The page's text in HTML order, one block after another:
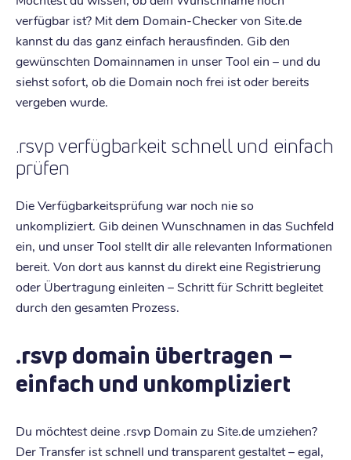
verfügbar ist? Mit dem Domain-Checker von Site.de
kannst du das ganz einfach herausfinden. Gib den
gewünschten Domainnamen in unser Tool ein – und du
siehst sofort, ob die Domain noch frei ist oder bereits
vergeben wurde.
.rsvp verfügbarkeit schnell und einfach
prüfen
Die Verfügbarkeitsprüfung war noch nie so
unkompliziert. Gib deinen Wunschnamen in das Suchfeld
ein, und unser Tool stellt dir alle relevanten Informationen
bereit. Von dort aus kannst du direkt eine Registrierung
oder Übertragung einleiten – Schritt für Schritt begleitet
durch den gesamten Prozess.
.rsvp domain übertragen –
einfach und unkompliziert
Du möchtest deine .rsvp Domain zu Site.de umziehen?
Der Transfer ist schnell und transparent gestaltet – egal,